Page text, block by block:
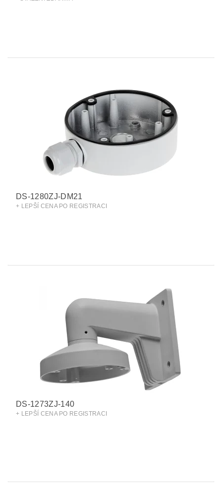
DS-1280ZJ-DM21
+ LEPŠÍ CENA PO REGISTRACI
DS-1273ZJ-140
+ LEPŠÍ CENA PO REGISTRACI